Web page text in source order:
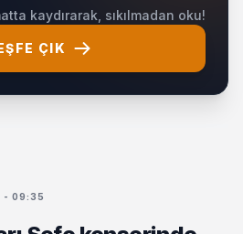
kaydırarak, sıkılmadan oku!
ÇIK
- 09:35